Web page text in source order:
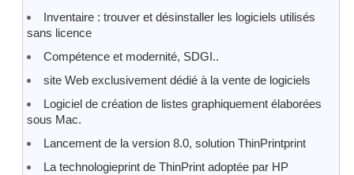
Inventaire : trouver et désinstaller les logiciels utilisés
sans licence
Compétence et modernité, SDGI..
site Web exclusivement dédié à la vente de logiciels
Logiciel de création de listes graphiquement élaborées
sous Mac.
Lancement de la version 8.0, solution ThinPrintprint
La technologieprint de ThinPrint adoptée par HP